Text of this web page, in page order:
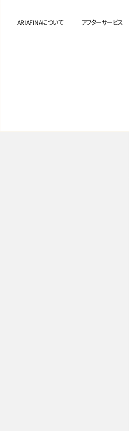
ARIAFINAについて アフターサービス